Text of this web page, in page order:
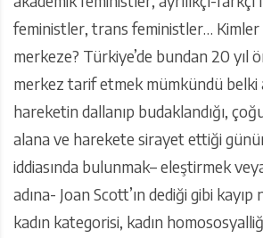
feministler, trans feministler… Kimler
merkeze? Türkiye’de bundan 20 yıl
merkez tarif etmek mümkündü belki
hareketin dallanıp budaklandığı,
alana ve harekete sirayet ettiği
iddiasında bulunmak– eleştirmek
adına- Joan Scott’ın dediği gibi
kadın kategorisi, kadın